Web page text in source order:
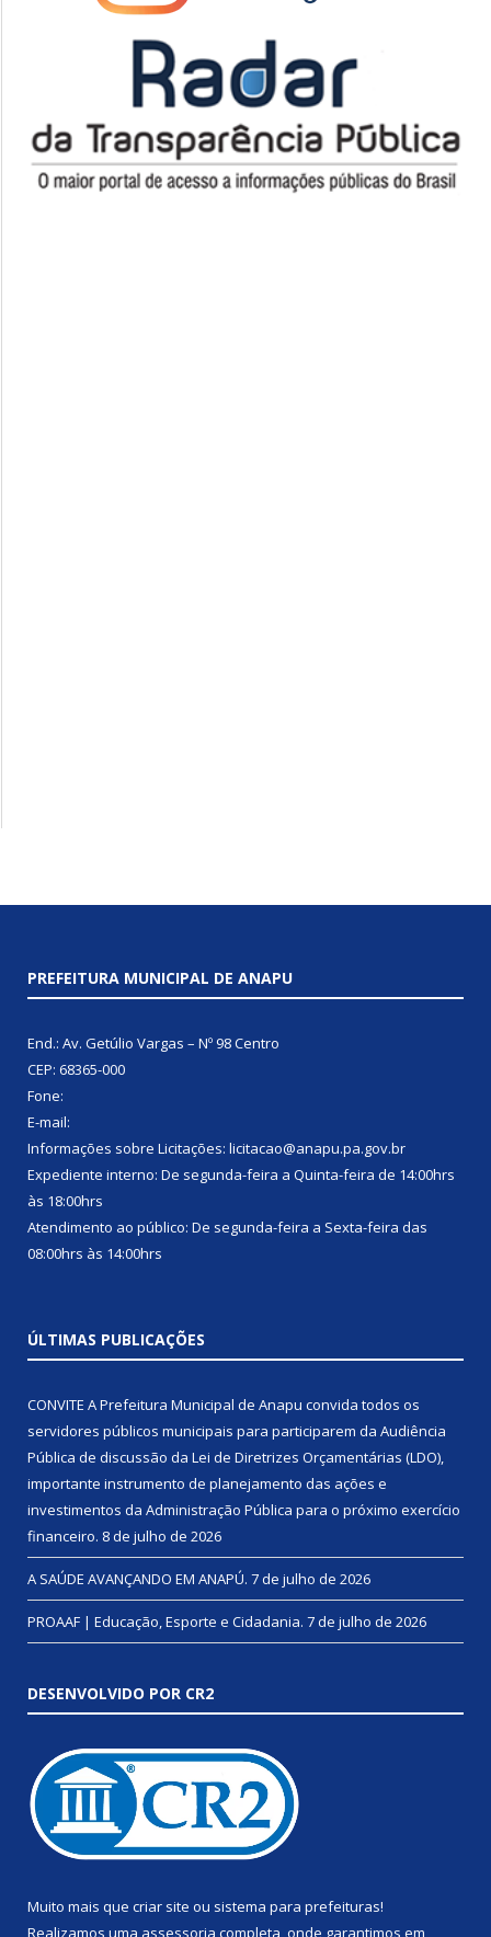
PREFEITURA MUNICIPAL DE ANAPU
End.: Av. Getúlio Vargas – Nº 98 Centro
CEP: 68365-000
Fone:
E-mail:
Informações sobre Licitações: licitacao@anapu.pa.gov.br
Expediente interno: De segunda-feira a Quinta-feira de 14:00hrs
às 18:00hrs
Atendimento ao público: De segunda-feira a Sexta-feira das
08:00hrs às 14:00hrs
ÚLTIMAS PUBLICAÇÕES
CONVITE A Prefeitura Municipal de Anapu convida todos os
servidores públicos municipais para participarem da Audiência
Pública de discussão da Lei de Diretrizes Orçamentárias (LDO),
importante instrumento de planejamento das ações e
investimentos da Administração Pública para o próximo exercício
financeiro. 8 de julho de 2026
A SAÚDE AVANÇANDO EM ANAPÚ. 7 de julho de 2026
PROAAF | Educação, Esporte e Cidadania. 7 de julho de 2026
DESENVOLVIDO POR CR2
Muito mais que criar site ou sistema para prefeituras!
Realizamos uma assessoria completa, onde garantimos em